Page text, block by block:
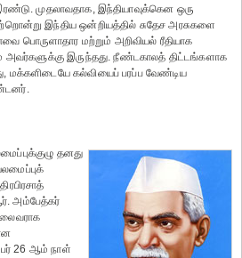
முதலாவதாக, இந்தியாவுக்கென ஒரு
இந்திய ஒன்றியத்தில் சுதேச அரசுகளை
பொருளாதார மற்றும் அறிவியல் ரீதியாக
அவர்களுக்கு இருந்தது. நீண்டகாலத் திட்டங்களாக
மக்களிடையே கல்வியைப் பரப்ப வேண்டிய
தனது
அம்பேத்கர்
26 ஆம் நாள்